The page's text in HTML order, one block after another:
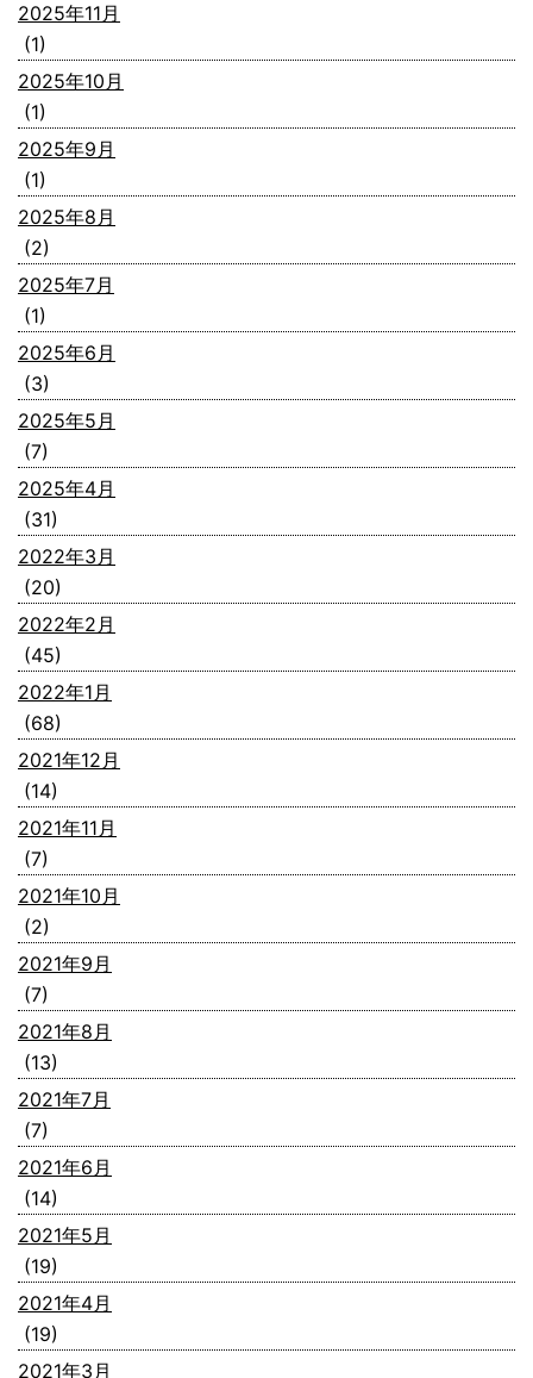
2025年11月
(1)
2025年10月
(1)
2025年9月
(1)
2025年8月
(2)
2025年7月
(1)
2025年6月
(3)
2025年5月
(7)
2025年4月
(31)
2022年3月
(20)
2022年2月
(45)
2022年1月
(68)
2021年12月
(14)
2021年11月
(7)
2021年10月
(2)
2021年9月
(7)
2021年8月
(13)
2021年7月
(7)
2021年6月
(14)
2021年5月
(19)
2021年4月
(19)
2021年3月